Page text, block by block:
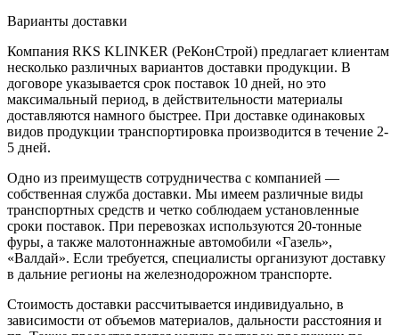
Варианты доставки
Компания RKS KLINKER (РеКонСтрой) предлагает клиентам
несколько различных вариантов доставки продукции. В
договоре указывается срок поставок 10 дней, но это
максимальный период, в действительности материалы
доставляются намного быстрее. При доставке одинаковых
видов продукции транспортировка производится в течение 2-
5 дней.
Одно из преимуществ сотрудничества с компанией —
собственная служба доставки. Мы имеем различные виды
транспортных средств и четко соблюдаем установленные
сроки поставок. При перевозках используются 20-тонные
фуры, а также малотоннажные автомобили «Газель»,
«Валдай». Если требуется, специалисты организуют доставку
в дальние регионы на железнодорожном транспорте.
Стоимость доставки рассчитывается индивидуально, в
зависимости от объемов материалов, дальности расстояния и